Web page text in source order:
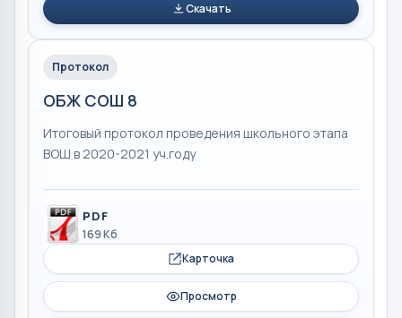
Скачать
Протокол
ОБЖ СОШ 8
Итоговый протокол проведения школьного этапа
ВОШ в 2020-2021 уч.году
PDF
169 Кб
Карточка
Просмотр